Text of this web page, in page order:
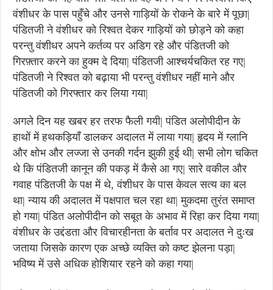
वंशीधर के पास पहुँचे और उनसे गाड़ियों के रोकने के बारे में पूछा|
पंडितजी ने वंशीधर को रिश्वत देकर गाड़ियों को छोड़ने को कहा
परन्तु वंशीधर अपने कर्तव्य पर अडिग रहे और पंडितजी को
गिरफ़्तार करने का हुक्म दे दिया| पंडितजी आश्चर्यचकित रह गए|
पंडितजी ने रिश्वत को बढ़ाया भी परन्तु वंशीधर नहीं माने और
पंडितजी को गिरफ्तार कर लिया गया|
अगले दिन यह खबर हर तरफ फैली गयी| पंडित अलोपीदीन के
हाथों में हथकड़ियाँ डालकर अदालत में लाया गया| हृदय में ग्लानि
और क्षोभ और लज्जा से उनकी गर्दन झुकी हुई थी| सभी लोग चकित
थे कि पंडितजी कानून की पकड़ में कैसे आ गए| सारे वकील और
गवाह पंडितजी के पक्ष में थे, वंशीधर के पास केवल सत्य का बल
था| न्याय की अदालत में पक्षपात चल रहा था| मुकदमा तुरंत समाप्त
हो गया| पंडित अलोपीदीन को सबूत के अभाव में रिहा कर दिया गया|
वंशीधर के उद्दंडता और विचारहीनता के बर्ताव पर अदालत ने दुःख
जताया जिसके कारण एक अच्छे व्यक्ति को कष्ट झेलना पड़ा|
भविष्य में उसे अधिक होशियार रहने को कहा गया|